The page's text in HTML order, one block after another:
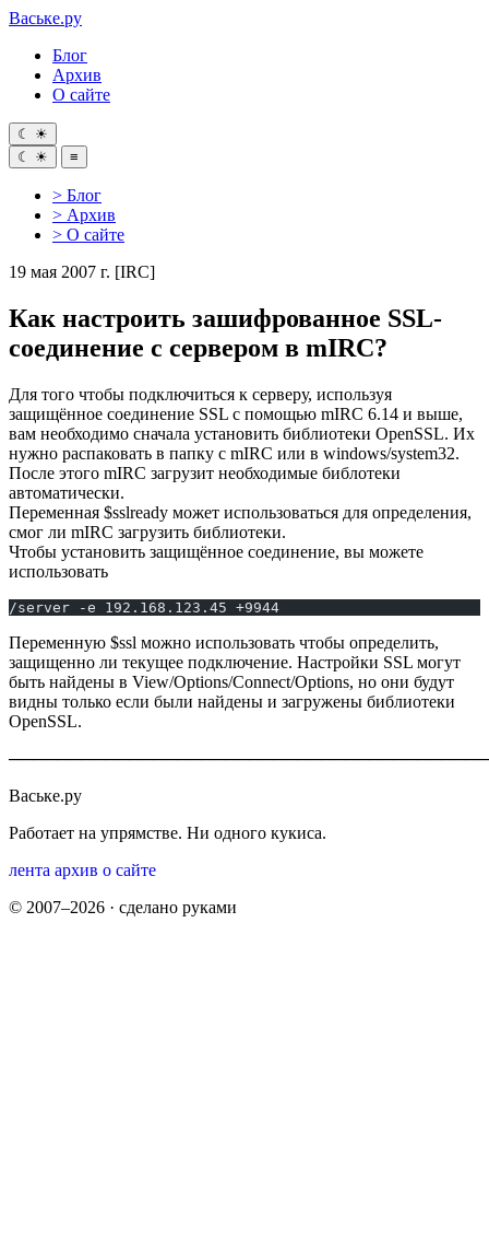
Ваське.ру
Блог
Архив
О сайте
☾
☀
☾
☀ ≡
> Блог
> Архив
> О сайте
19 мая 2007 г. [IRC]
Как настроить зашифрованное SSL-
соединение с сервером в mIRC?
Для того чтобы подключиться к серверу, используя
защищённое соединение SSL с помощью mIRC 6.14 и выше,
вам необходимо сначала установить библиотеки OpenSSL. Их
нужно распаковать в папку с mIRC или в windows/system32.
После этого mIRC загрузит необходимые библотеки
автоматически.
Переменная $sslready может использоваться для определения,
смог ли mIRC загрузить библиотеки.
Чтобы уcтановить защищённое соединение, вы можете
использовать
/server -e 192.168.123.45 +9944
Переменную $ssl можно использовать чтобы определить,
защищенно ли текущее подключение. Настройки SSL могут
быть найдены в View/Options/Connect/Options, но они будут
видны только если были найдены и загружены библиотеки
OpenSSL.
Ваське.ру
Работает на упрямстве. Ни одного кукиса.
лента архив о сайте
© 2007–2026 · сделано руками